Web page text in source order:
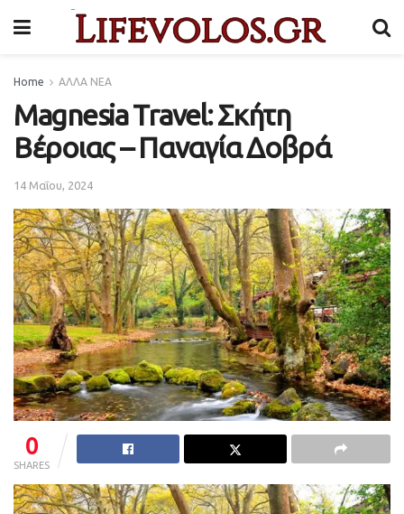
Home ΑΛΛΑ ΝΕΑ
Magnesia Travel: Σκήτη
Βέροιας – Παναγία Δοβρά
14 Μαΐου, 2024
0
SHARES